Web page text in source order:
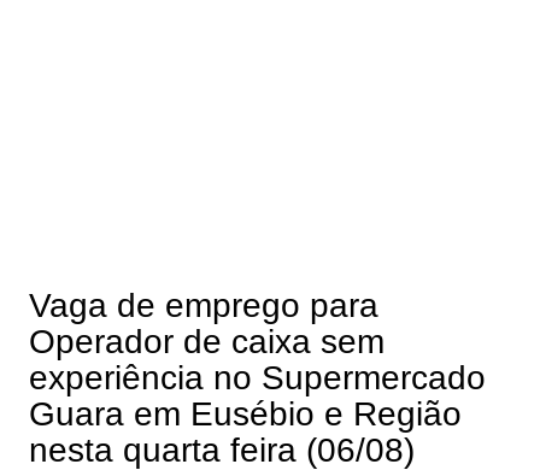
Vaga de emprego para
Operador de caixa sem
experiência no Supermercado
Guara em Eusébio e Região
nesta quarta feira (06/08)